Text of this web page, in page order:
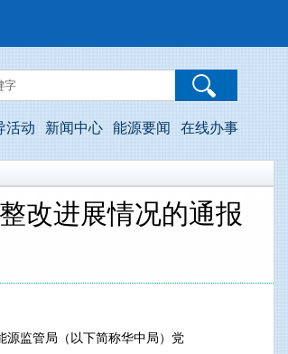
活动 新闻中心 能源要闻 在线办事
改进展情况的通报
源监管局（以下简称华中局）党